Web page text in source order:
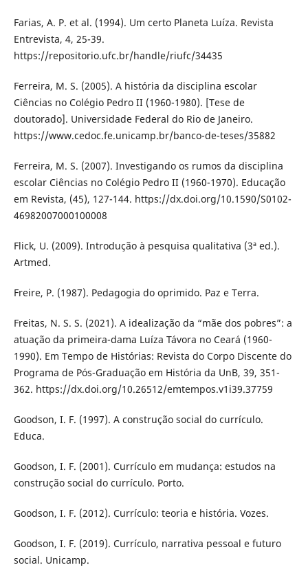
Farias, A. P. et al. (1994). Um certo Planeta Luíza. Revista
Entrevista, 4, 25-39.
https://repositorio.ufc.br/handle/riufc/34435
Ferreira, M. S. (2005). A história da disciplina escolar
Ciências no Colégio Pedro II (1960-1980). [Tese de
doutorado]. Universidade Federal do Rio de Janeiro.
https://www.cedoc.fe.unicamp.br/banco-de-teses/35882
Ferreira, M. S. (2007). Investigando os rumos da disciplina
escolar Ciências no Colégio Pedro II (1960-1970). Educação
em Revista, (45), 127-144. https://dx.doi.org/10.1590/S0102-
46982007000100008
Flick, U. (2009). Introdução à pesquisa qualitativa (3ª ed.).
Artmed.
Freire, P. (1987). Pedagogia do oprimido. Paz e Terra.
Freitas, N. S. S. (2021). A idealização da “mãe dos pobres”: a
atuação da primeira-dama Luíza Távora no Ceará (1960-
1990). Em Tempo de Histórias: Revista do Corpo Discente do
Programa de Pós-Graduação em História da UnB, 39, 351-
362. https://dx.doi.org/10.26512/emtempos.v1i39.37759
Goodson, I. F. (1997). A construção social do currículo.
Educa.
Goodson, I. F. (2001). Currículo em mudança: estudos na
construção social do currículo. Porto.
Goodson, I. F. (2012). Currículo: teoria e história. Vozes.
Goodson, I. F. (2019). Currículo, narrativa pessoal e futuro
social. Unicamp.